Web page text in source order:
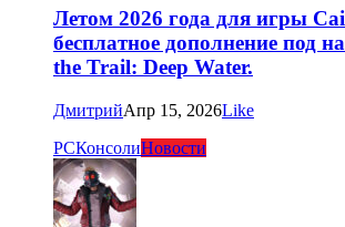
Летом 2026 года для игры
бесплатное дополнение под
the Trail: Deep Water.
ДмитрийАпр 15, 2026Like
PCКонсолиНовости